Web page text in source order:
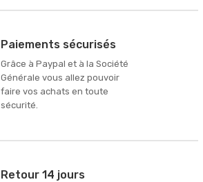
Paiements sécurisés
Grâce à Paypal et à la Société
Générale vous allez pouvoir
faire vos achats en toute
sécurité.
Retour 14 jours